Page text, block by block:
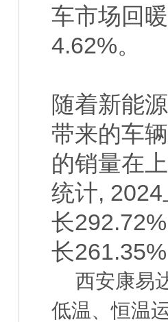
车市场回
4.62%。
随着新能
带来的车
的销量在
统计,
长
长
西安康易
低温、恒温